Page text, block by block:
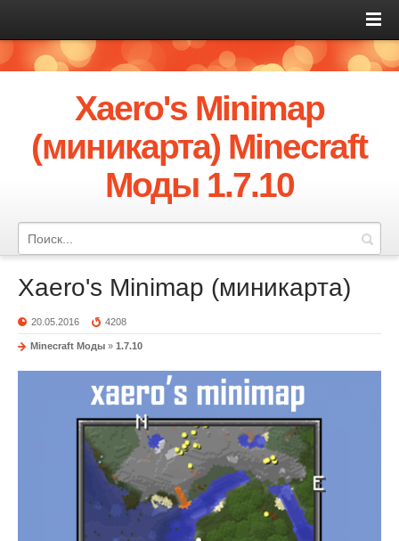
Xaero's Minimap
(миникарта) Minecraft
Моды 1.7.10
Xaero's Minimap (миникарта)
20.05.2016 4208
Minecraft Моды » 1.7.10